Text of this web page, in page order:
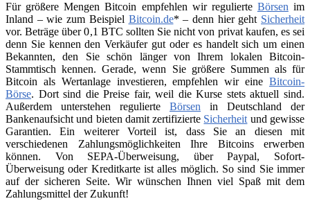
Für größere Mengen Bitcoin empfehlen wir regulierte Börsen im
Inland – wie zum Beispiel Bitcoin.de* – denn hier geht Sicherheit
vor. Beträge über 0,1 BTC sollten Sie nicht von privat kaufen, es sei
denn Sie kennen den Verkäufer gut oder es handelt sich um einen
Bekannten, den Sie schön länger von Ihrem lokalen Bitcoin-
Stammtisch kennen. Gerade, wenn Sie größere Summen als für
Bitcoin als Wertanlage investieren, empfehlen wir eine Bitcoin-
Börse. Dort sind die Preise fair, weil die Kurse stets aktuell sind.
Außerdem unterstehen regulierte Börsen in Deutschland der
Bankenaufsicht und bieten damit zertifizierte Sicherheit und gewisse
Garantien. Ein weiterer Vorteil ist, dass Sie an diesen mit
verschiedenen Zahlungsmöglichkeiten Ihre Bitcoins erwerben
können. Von SEPA-Überweisung, über Paypal, Sofort-
Überweisung oder Kreditkarte ist alles möglich. So sind Sie immer
auf der sicheren Seite. Wir wünschen Ihnen viel Spaß mit dem
Zahlungsmittel der Zukunft!